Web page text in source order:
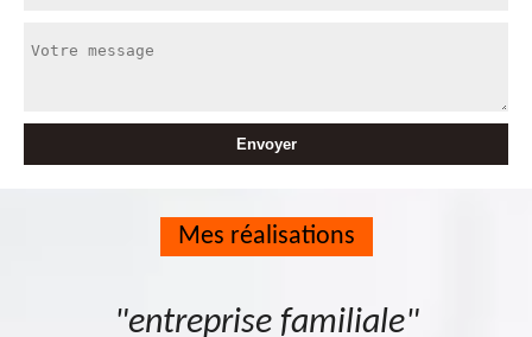
Mes réalisations
"entreprise familiale"